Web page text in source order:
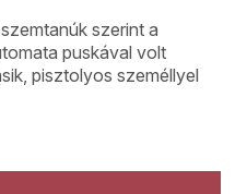
szerint a
puskával volt
pisztolyos személlyel